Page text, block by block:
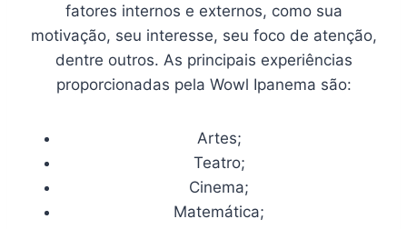
fatores internos e externos, como sua
motivação, seu interesse, seu foco de atenção,
dentre outros. As principais experiências
proporcionadas pela Wowl Ipanema são:
Artes;
Teatro;
Cinema;
Matemática;